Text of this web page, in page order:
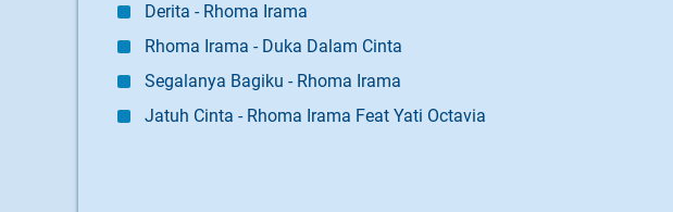
Derita - Rhoma Irama
Rhoma Irama - Duka Dalam Cinta
Segalanya Bagiku - Rhoma Irama
Jatuh Cinta - Rhoma Irama Feat Yati Octavia